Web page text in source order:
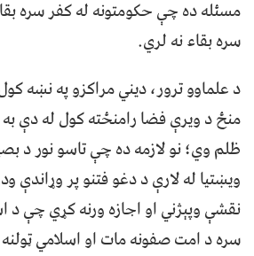
مسئله ده چې حکومتونه له کفر سره
سره بقاء نه لري.
د علماوو ترور، ديني مراکزو په نښه
منځ د ويرې فضا رامنځته کول له دې
ظلم وي؛ نو لازمه ده چې تاسو نور د
ويښتيا له لارې د دغو فتنو پر وړاندې
نقشې وپېژني او اجازه ورنه کړي چې د
سره د امت صفونه مات او اسلامي